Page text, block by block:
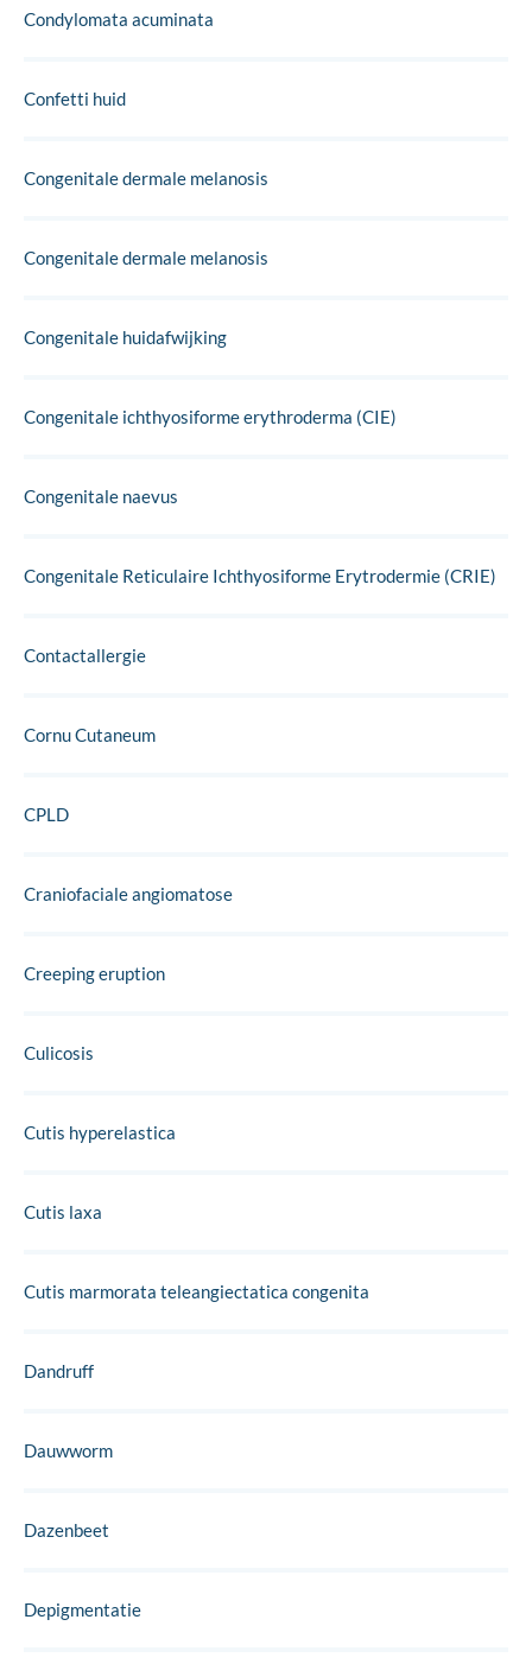
Condylomata acuminata
Confetti huid
Congenitale dermale melanosis
Congenitale dermale melanosis
Congenitale huidafwijking
Congenitale ichthyosiforme erythroderma (CIE)
Congenitale naevus
Congenitale Reticulaire Ichthyosiforme Erytrodermie (CRIE)
Contactallergie
Cornu Cutaneum
CPLD
Craniofaciale angiomatose
Creeping eruption
Culicosis
Cutis hyperelastica
Cutis laxa
Cutis marmorata teleangiectatica congenita
Dandruff
Dauwworm
Dazenbeet
Depigmentatie